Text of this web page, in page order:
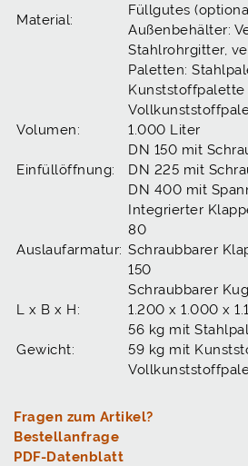
Material:
Füllgutes
Außenbehälter:
Stahlrohrgitter,
Paletten:
Kunststoffpalette
Volumen:
1.000 Liter
Einfüllöffnung:
DN 150 mit
DN 225 mit
DN 400 mit
Auslaufarmatur:
Integrierter
80
Schraubbarer
150
Schraubbarer
L x B x H:
1.200 x 1.000 x
Gewicht:
56 kg mit
59 kg mit
Fragen zum Artikel?
Bestellanfrage
PDF-Datenblatt